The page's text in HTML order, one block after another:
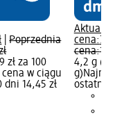
|Poprzednia
zł za 100
w ciągu
14,45 zł
Aktualna
cena:
cena:
4,2 g
g)